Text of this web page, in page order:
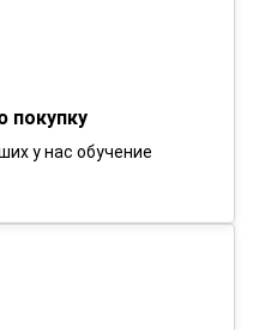
покупку
у нас обучение